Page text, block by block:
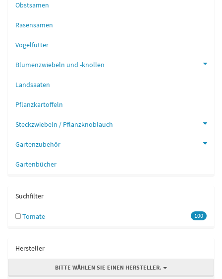
Obstsamen
Rasensamen
Vogelfutter
Blumenzwiebeln und -knollen
Landsaaten
Pflanzkartoffeln
Steckzwiebeln / Pflanzknoblauch
Gartenzubehör
Gartenbücher
Suchfilter
100
Tomate
Hersteller
BITTE WÄHLEN SIE EINEN HERSTELLER.